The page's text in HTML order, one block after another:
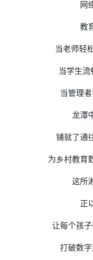
网
教
当老师轻
当学生
当管理
龙潭
铺就了通
为乡村教育
这所
正
让每个孩
打破数